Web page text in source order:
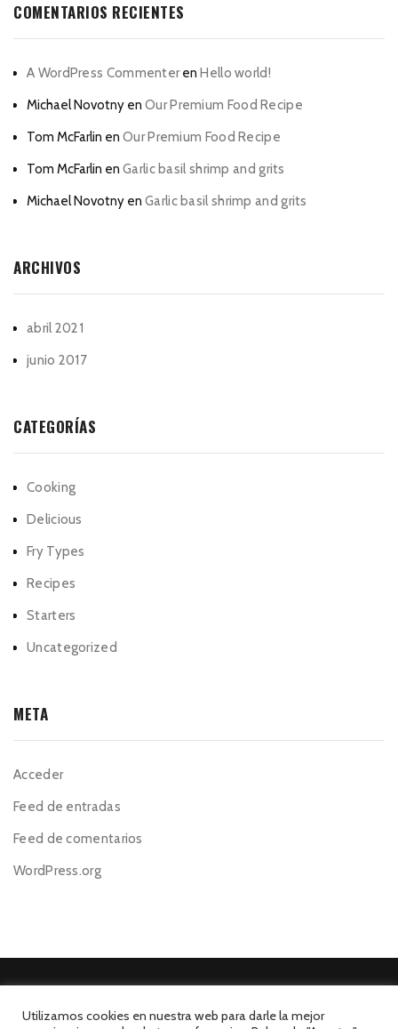
COMENTARIOS RECIENTES
A WordPress CommenterenHello world!
Michael Novotny en Our Premium Food Recipe
Tom McFarlin en Our Premium Food Recipe
Tom McFarlin en Garlic basil shrimp and grits
Michael Novotny en Garlic basil shrimp and grits
ARCHIVOS
abril 2021
junio 2017
CATEGORÍAS
Cooking
Delicious
Fry Types
Recipes
Starters
Uncategorized
META
Acceder
Feed de entradas
Feed de comentarios
WordPress.org
Utilizamos cookies en nuestra web para darle la mejor